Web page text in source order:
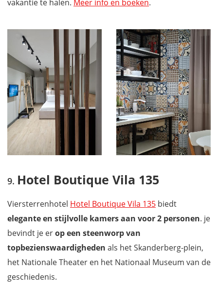
vakantie te halen. Meer info en boeken.
Hotel Boutique Vila 135
Viersterrenhotel Hotel Boutique Vila 135 biedt
elegante en stijlvolle kamers aan voor 2 personen. je
bevindt je erop een steenworp van
topbezienswaardigheden als het Skanderberg-plein,
het Nationale Theater en het Nationaal Museum van de
geschiedenis.